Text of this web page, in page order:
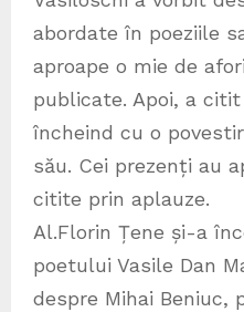
abordate în poeziile
aproape o mie de
publicate. Apoi, a
încheind cu o
său. Cei prezenți au
citite prin aplauze.
Al.Florin Țene și-a
poetului Vasile Dan
despre Mihai Beniuc,